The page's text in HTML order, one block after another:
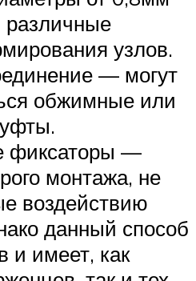
узлов.
— могут
обжимные или
фиксаторы —
монтажа, не
воздействию
данный способ
и имеет, как